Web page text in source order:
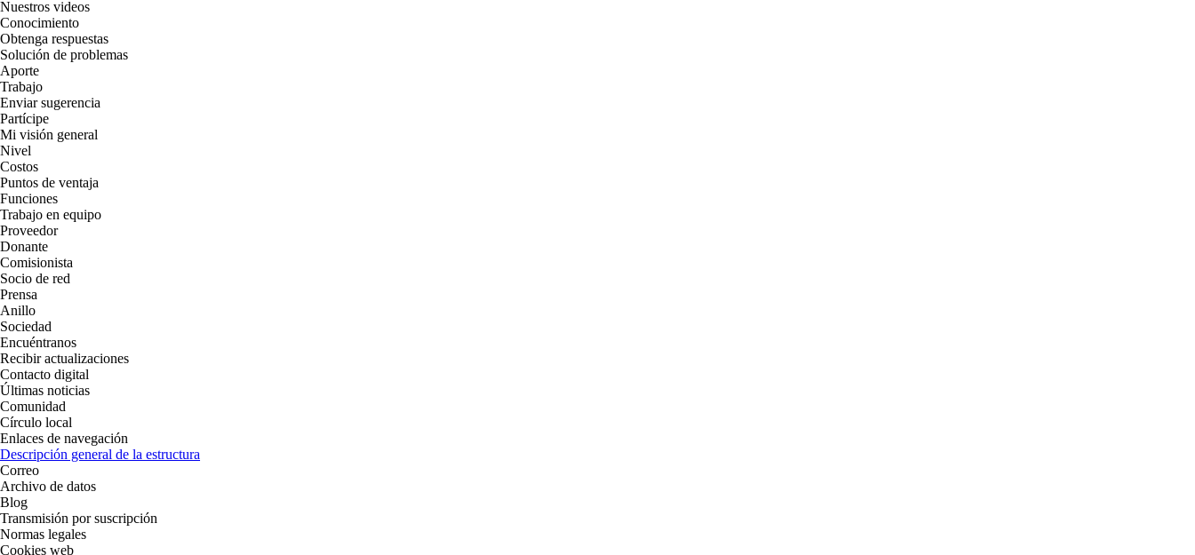
Nuestros videos
Conocimiento
Obtenga respuestas
Solución de problemas
Aporte
Trabajo
Enviar sugerencia
Partícipe
Mi visión general
Nivel
Costos
Puntos de ventaja
Funciones
Trabajo en equipo
Proveedor
Donante
Comisionista
Socio de red
Prensa
Anillo
Sociedad
Encuéntranos
Recibir actualizaciones
Contacto digital
Últimas noticias
Comunidad
Círculo local
Enlaces de navegación
Descripción general de la estructura
Correo
Archivo de datos
Blog
Transmisión por suscripción
Normas legales
Cookies web